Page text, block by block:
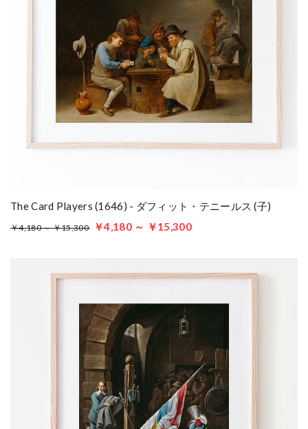
The Card Players (1646) - ダフィット・テニールス (子)
￥4,180 ～ ￥15,300 ￥4,180 ～ ￥15,300